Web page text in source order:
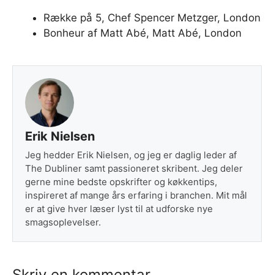
Række på 5, Chef Spencer Metzger, London
Bonheur af Matt Abé, Matt Abé, London
Erik Nielsen
Jeg hedder Erik Nielsen, og jeg er daglig leder af
The Dubliner samt passioneret skribent. Jeg deler
gerne mine bedste opskrifter og køkkentips,
inspireret af mange års erfaring i branchen. Mit mål
er at give hver læser lyst til at udforske nye
smagsoplevelser.